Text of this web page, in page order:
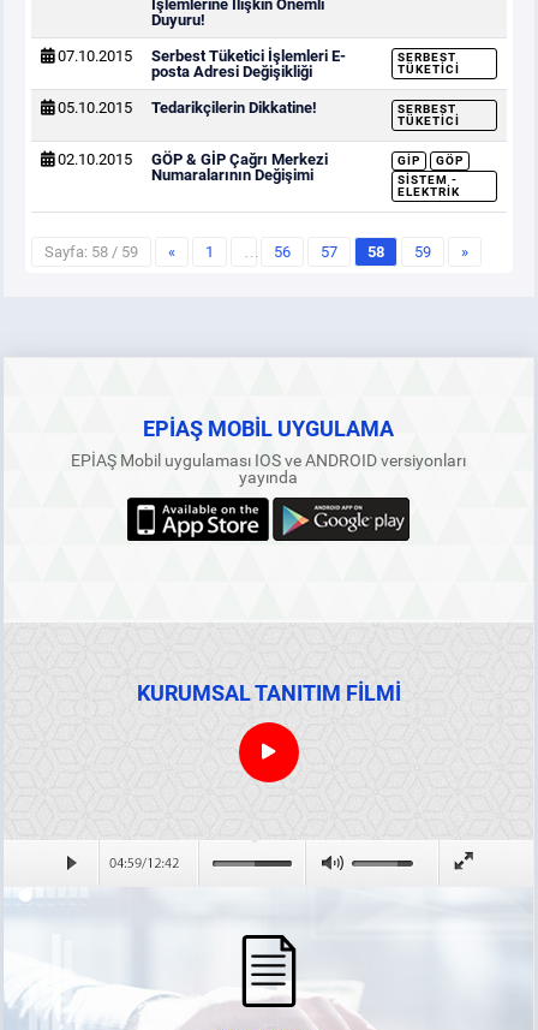
İşlemlerine İlişkin Önemli
Duyuru!
07.10.2015
Serbest Tüketici İşlemleri E-
posta Adresi Değişikliği
SERBEST
TÜKETICI
05.10.2015 Tedarikçilerin Dikkatine!
SERBEST
TÜKETICI
02.10.2015
GÖP & GİP Çağrı Merkezi
Numaralarının Değişimi
GİP
GÖP
SISTEM -
ELEKTRIK
Sayfa: 58 / 59 « 1 … 56 57 58 59 »
EPİAŞ MOBİL UYGULAMA
EPİAŞ Mobil uygulaması IOS ve ANDROID versiyonları
yayında
KURUMSAL TANITIM FİLMİ